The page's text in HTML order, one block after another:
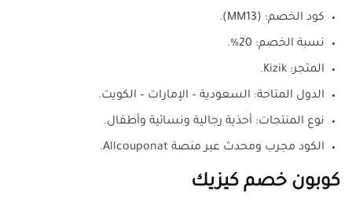
كود الخصم: (MM13).
نسبة الخصم: 20%.
المتجر: Kizik.
الدول المتاحة: السعودية – الإمارات – الكويت.
نوع المنتجات: أحذية رجالية ونسائية وأطفال.
الكود مجرب ومحدث عبر منصة Allcouponat.
كوبون خصم كيزيك